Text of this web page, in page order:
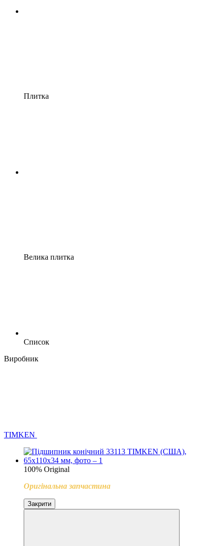
Плитка
Велика плитка
Список
Виробник
TIMKEN
100% Original
Оригінальна запчастина
Закрити